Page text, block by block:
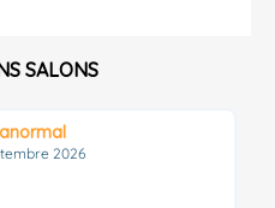
SALONS
2026